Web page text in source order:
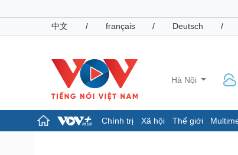
中文
/ français / Deutsch /
Hà Nội
Chính trị Xã hội Thế giới